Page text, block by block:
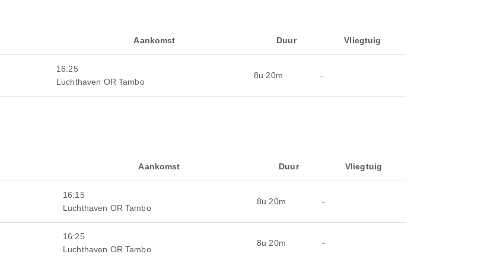
Aankomst Duur Vliegtuig
16:25
Luchthaven OR Tambo
8u 20m -
Aankomst Duur Vliegtuig
16:15
Luchthaven OR Tambo
8u 20m -
16:25
Luchthaven OR Tambo
8u 20m -